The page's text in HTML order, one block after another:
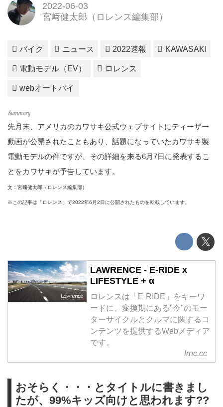
2022-06-03
宮﨑健太郎（ロレンス編集部）
バイク ニュース 2022速報 KAWASAKI
電動モデル（EV） ロレンス
webオートバイ
先月末、アメリカのカワサキ公式ウェブサイトにティーザー
動画が公開されたこともあり、話題になっていたカワサキ製
電動モデルの件ですが、その詳細を来る6月7日に発表するこ
とをカワサキが予告しています。
文：宮﨑健太郎（ロレンス編集部）
※この記事は「ロレンス」で2022年6月2日に公開されたものを転載しています。
LAWRENCE - E-RIDE x
LIFESTYLE + α
ロレンスは「E-RIDE」をキーワ
ードに、変換期にある"今"のモー
ターサイクルとクルマに関するコ
ンテンツを提供するWebメディア
です。
lrnc.cc
おそらく・・・とタイトルに書きまし
たが、99%キッズ向けと思われます??